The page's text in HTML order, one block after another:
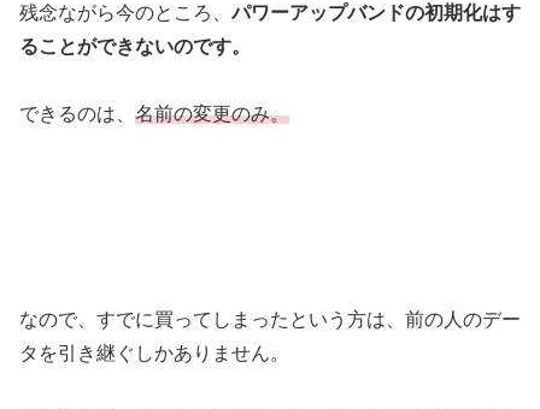
残念ながら今のところ、パワーアップバンドの初期化はす
ることができないのです。
できるのは、 名前の変更のみ。
なので、すでに買ってしまったという方は、前の人のデー
タを引き継ぐしかありません。